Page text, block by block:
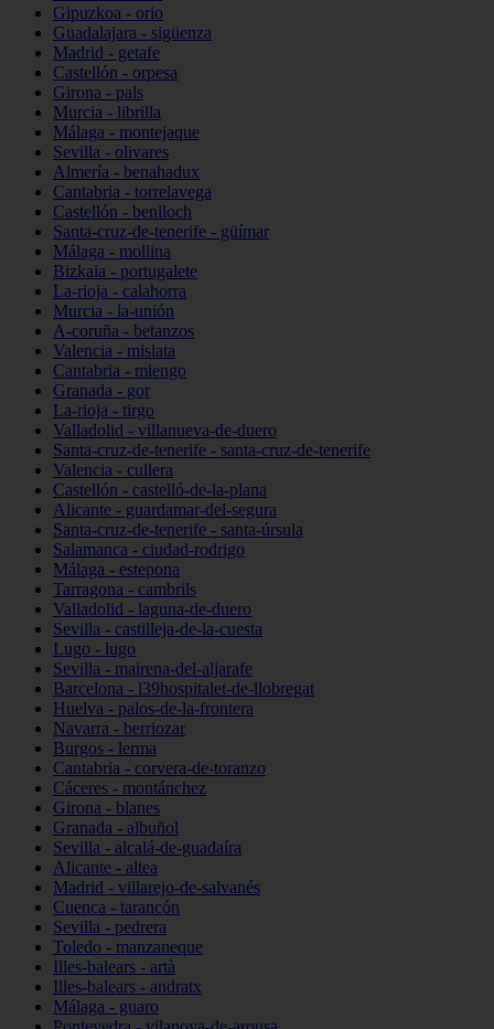
Gipuzkoa - orio
Guadalajara - sigüenza
Madrid - getafe
Castellón - orpesa
Girona - pals
Murcia - librilla
Málaga - montejaque
Sevilla - olivares
Almería - benahadux
Cantabria - torrelavega
Castellón - benlloch
Santa-cruz-de-tenerife - güímar
Málaga - mollina
Bizkaia - portugalete
La-rioja - calahorra
Murcia - la-unión
A-coruña - betanzos
Valencia - mislata
Cantabria - miengo
Granada - gor
La-rioja - tirgo
Valladolid - villanueva-de-duero
Santa-cruz-de-tenerife - santa-cruz-de-tenerife
Valencia - cullera
Castellón - castelló-de-la-plana
Alicante - guardamar-del-segura
Santa-cruz-de-tenerife - santa-úrsula
Salamanca - ciudad-rodrigo
Málaga - estepona
Tarragona - cambrils
Valladolid - laguna-de-duero
Sevilla - castilleja-de-la-cuesta
Lugo - lugo
Sevilla - mairena-del-aljarafe
Barcelona - l39hospitalet-de-llobregat
Huelva - palos-de-la-frontera
Navarra - berriozar
Burgos - lerma
Cantabria - corvera-de-toranzo
Cáceres - montánchez
Girona - blanes
Granada - albuñol
Sevilla - alcalá-de-guadaíra
Alicante - altea
Madrid - villarejo-de-salvanés
Cuenca - tarancón
Sevilla - pedrera
Toledo - manzaneque
Illes-balears - artà
Illes-balears - andratx
Málaga - guaro